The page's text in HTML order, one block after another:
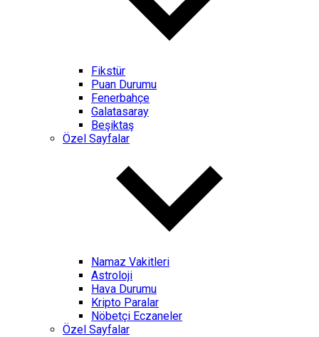
Fikstür
Puan Durumu
Fenerbahçe
Galatasaray
Beşiktaş
Özel Sayfalar
Namaz Vakitleri
Astroloji
Hava Durumu
Kripto Paralar
Nöbetçi Eczaneler
Özel Sayfalar